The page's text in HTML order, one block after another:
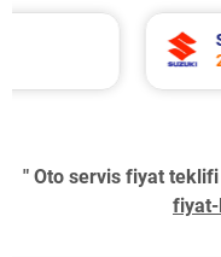
Suzuki
2020
" Oto servis fiyat